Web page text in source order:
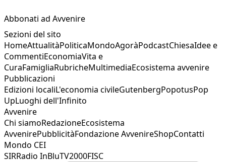
Abbonati ad Avvenire
Sezioni del sito
HomeAttualitàPoliticaMondoAgoràPodcastChiesaIdee e
CommentiEconomiaVita e
CuraFamigliaRubricheMultimediaEcosistema avvenire
Pubblicazioni
Edizioni localiL'economia civileGutenbergPopotusPop
UpLuoghi dell'Infinito
Avvenire
Chi siamoRedazioneEcosistema
AvvenirePubblicitàFondazione AvvenireShopContatti
Mondo CEI
SIRRadio InBluTV2000FISC